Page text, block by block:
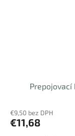
Prepojovací
€9,50 bez DPH
€11,68